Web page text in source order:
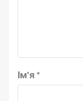
Ім'я *